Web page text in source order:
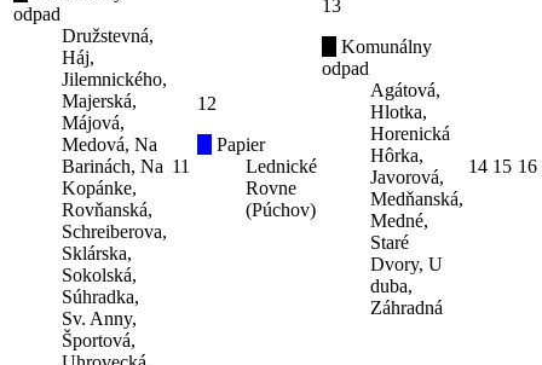
odpad
Družstevná,
Háj,
Jilemnického,
Majerská,
Májová,
Medová, Na
Barinách, Na
Kopánke,
Rovňanská,
Schreiberova,
Sklárska,
Sokolská,
Súhradka,
Sv. Anny,
Športová,
11
12
Papier
Lednické
Rovne
(Púchov)
13
Komunálny
odpad
Agátová,
Hlotka,
Horenická
Hôrka,
Javorová,
Medňanská,
Medné,
Staré
Dvory, U
duba,
Záhradná
14 15 16